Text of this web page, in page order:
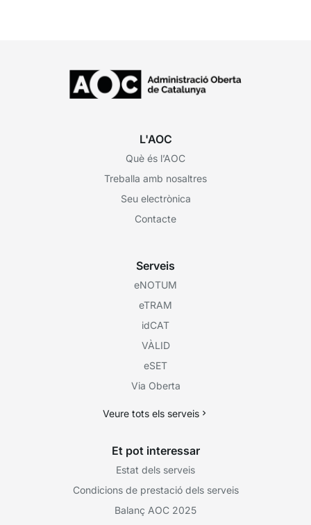
L'AOC
Què és l’AOC
Treballa amb nosaltres
Seu electrònica
Contacte
Serveis
eNOTUM
eTRAM
idCAT
VÀLID
eSET
Via Oberta
Veure tots els serveis
Et pot interessar
Estat dels serveis
Condicions de prestació dels serveis
Balanç AOC 2025